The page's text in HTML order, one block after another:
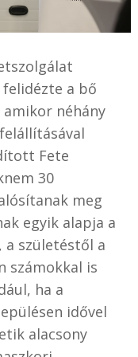
a bő
néhány
Fete
30
meg
egyik alapja a
a születéstől a
számokkal is
ha a
idővel
alacsony